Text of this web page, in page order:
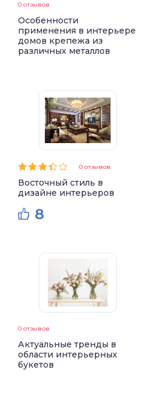
0 отзывов
Особенности
применения в интерьере
домов крепежа из
различных металлов
0 отзывов
Восточный стиль в
дизайне интерьеров
8
0 отзывов
Актуальные тренды в
области интерьерных
букетов